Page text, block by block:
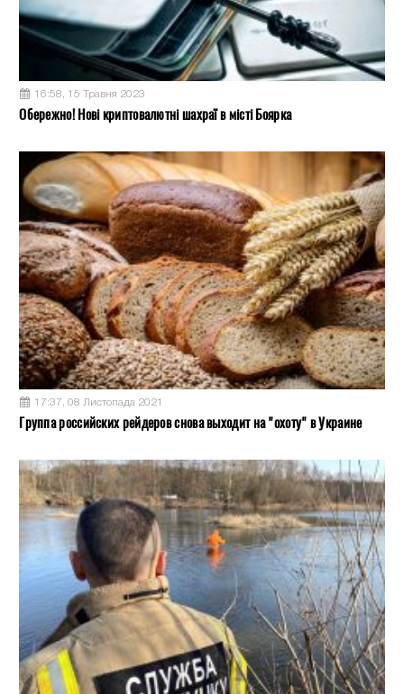
16:58, 15 Травня 2023
Обережно! Нові криптовалютні шахраї в місті Боярка
17:37, 08 Листопада 2021
Группа российских рейдеров снова выходит на "охоту" в Украине